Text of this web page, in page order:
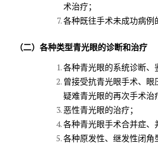
术治疗；
各种既往手术未成功病例
（二）各种类型青光眼的诊断和治疗
各种青光眼的系统诊断、
曾接受抗青光眼手术、
疑难青光眼的再次手术治
恶性青光眼的治疗；
各种青光眼手术合并症、
各种原发性、继发性闭